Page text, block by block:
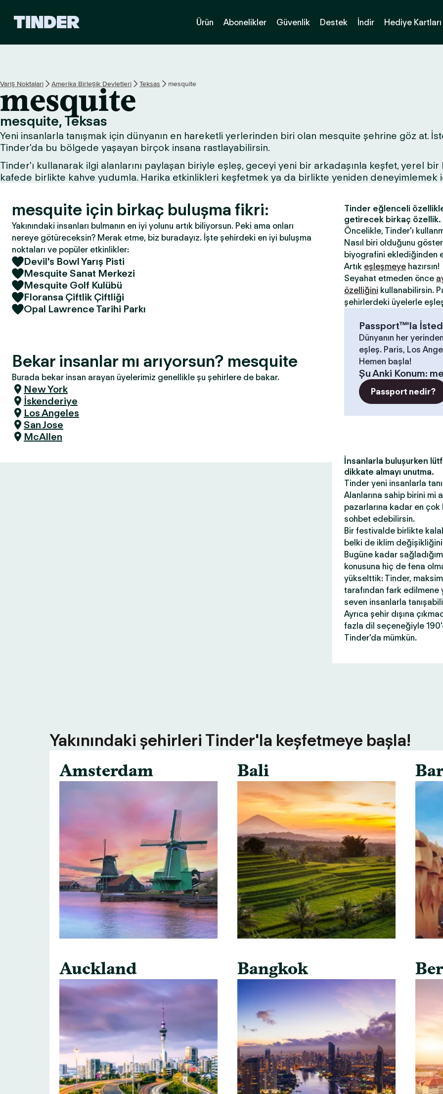
A
n
S
a
y
f
Ürün Abonelikler Güvenlik Destek İndir Hediye Kartları
Varış Noktaları Amerika Birleşik Devletleri Teksas mesquite
mesquite
mesquite, Teksas
Yeni insanlarla tanışmak için dünyanın en hareketli yerlerinden biri olan mesquite şehrine göz at.
Tinder'da bu bölgede yaşayan birçok insana rastlayabilirsin.
Tinder'ı kullanarak ilgi alanlarını paylaşan biriyle eşleş, geceyi yeni bir arkadaşınla keşfet, yerel
kafede birlikte kahve yudumla. Harika etkinlikleri keşfetmek ya da birlikte yeniden deneyimlemek
mesquite için birkaç buluşma fikri:
Yakınındaki insanları bulmanın en iyi yolunu artık biliyorsun. Peki ama onları
nereye götüreceksin? Merak etme, biz buradayız. İşte şehirdeki en iyi buluşma
noktaları ve popüler etkinlikler:
Devil's Bowl Yarış Pisti
Mesquite Sanat Merkezi
Mesquite Golf Kulübü
Floransa Çiftlik Çiftliği
Opal Lawrence Tarihi Parkı
Bekar insanlar mı arıyorsun? mesquite
Burada bekar insan arayan üyelerimiz genellikle şu şehirlere de bakar.
New York
İskenderiye
Los Angeles
San Jose
McAllen
Tinder eğlenceli
getirecek birkaç özellik.
Öncelikle, Tinder'ı
Nasıl biri olduğunu
biyografini eklediğinden
Artık eşleşmeye hazırsın!
Seyahat etmeden önce
özelliğini kullanabilirsin.
şehirlerdeki üyelerle
Passport™'la
Dünyanın her
eşleş. Paris, Los
Hemen başla!
Şu Anki Konum:
Passport nedir?
İnsanlarla buluşurken
dikkate almayı unutma.
Tinder yeni insanlarla
Alanlarına sahip birini mi
pazarlarına kadar en çok
sohbet edebilirsin.
Bir festivalde birlikte
belki de iklim
Bugüne kadar
konusuna hiç de fena
yükselttik: Tinder,
tarafından fark edilmene
seven insanlarla
Ayrıca şehir dışına
fazla dil seçeneğiyle
Tinder'da mümkün.
Yakınındaki şehirleri Tinder'la keşfetmeye başla!
Amsterdam
Auckland
Bali
Bangkok